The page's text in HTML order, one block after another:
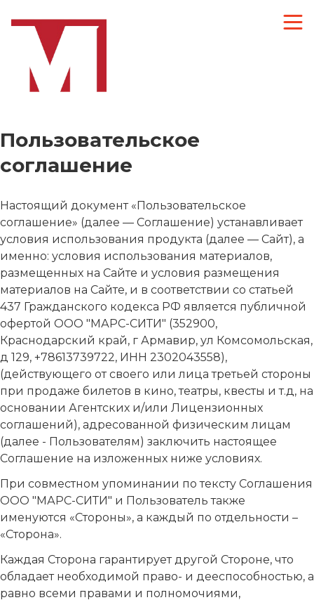
Пользовательское
соглашение
Настоящий документ «Пользовательское
соглашение» (далее — Соглашение) устанавливает
условия использования продукта (далее — Сайт), а
именно: условия использования материалов,
размещенных на Сайте и условия размещения
материалов на Сайте, и в соответствии со статьей
437 Гражданского кодекса РФ является публичной
офертой ООО "МАРС-СИТИ" (352900,
Краснодарский край, г Армавир, ул Комсомольская,
д 129, +78613739722, ИНН 2302043558),
(действующего от своего или лица третьей стороны
при продаже билетов в кино, театры, квесты и т.д, на
основании Агентских и/или Лицензионных
соглашений), адресованной физическим лицам
(далее - Пользователям) заключить настоящее
Соглашение на изложенных ниже условиях.
При совместном упоминании по тексту Соглашения
ООО "МАРС-СИТИ" и Пользователь также
именуются «Стороны», а каждый по отдельности –
«Сторона».
Каждая Сторона гарантирует другой Стороне, что
обладает необходимой право- и дееспособностью, а
равно всеми правами и полномочиями,